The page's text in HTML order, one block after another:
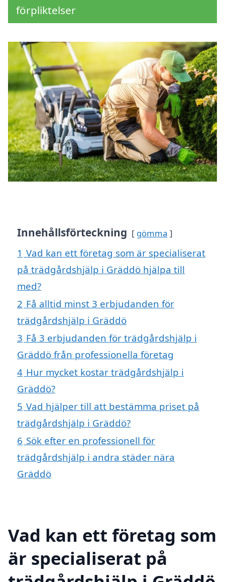
förpliktelser
Innehållsförteckning gömma
1 Vad kan ett företag som är specialiserat
på trädgårdshjälp i Gräddö hjälpa till
med?
2 Få alltid minst 3 erbjudanden för
trädgårdshjälp i Gräddö
3 Få 3 erbjudanden för trädgårdshjälp i
Gräddö från professionella företag
4 Hur mycket kostar trädgårdshjälp i
Gräddö?
5 Vad hjälper till att bestämma priset på
trädgårdshjälp i Gräddö?
6 Sök efter en professionell för
trädgårdshjälp i andra städer nära
Gräddö
Vad kan ett företag som
är specialiserat på